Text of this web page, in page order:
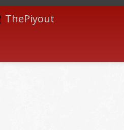
ThePiyout